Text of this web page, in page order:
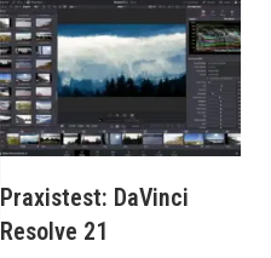
Praxistest: DaVinci
Resolve 21